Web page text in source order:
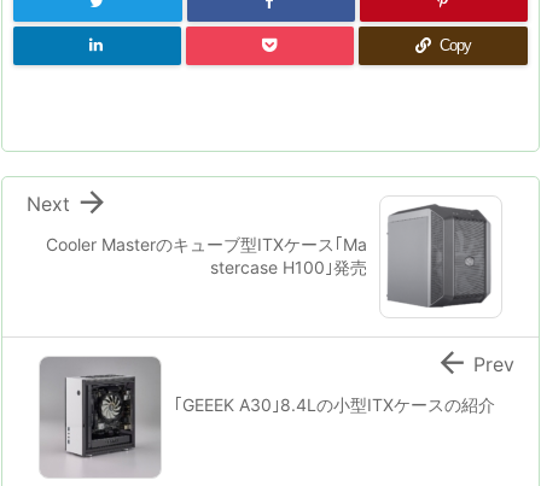
Copy
Cooler Masterのキューブ型ITXケース｢Ma
stercase H100｣発売

Next
｢GEEEK A30｣8.4Lの小型ITXケースの紹介
 Prev